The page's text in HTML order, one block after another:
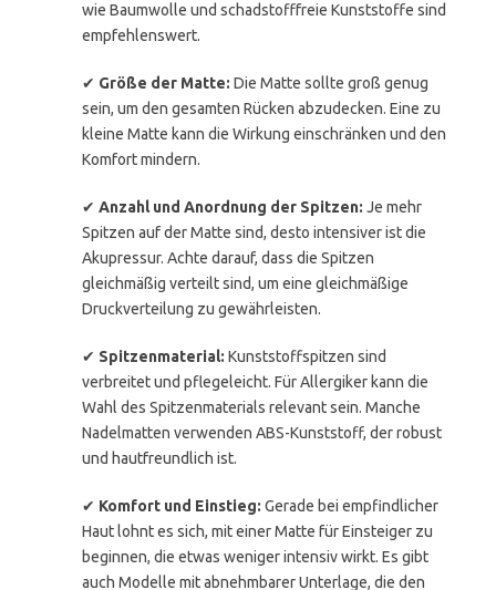
wie Baumwolle und schadstofffreie Kunststoffe sind
empfehlenswert.
✔ Größe der Matte: Die Matte sollte groß genug
sein, um den gesamten Rücken abzudecken. Eine zu
kleine Matte kann die Wirkung einschränken und den
Komfort mindern.
✔ Anzahl und Anordnung der Spitzen: Je mehr
Spitzen auf der Matte sind, desto intensiver ist die
Akupressur. Achte darauf, dass die Spitzen
gleichmäßig verteilt sind, um eine gleichmäßige
Druckverteilung zu gewährleisten.
✔ Spitzenmaterial: Kunststoffspitzen sind
verbreitet und pflegeleicht. Für Allergiker kann die
Wahl des Spitzenmaterials relevant sein. Manche
Nadelmatten verwenden ABS-Kunststoff, der robust
und hautfreundlich ist.
✔ Komfort und Einstieg: Gerade bei empfindlicher
Haut lohnt es sich, mit einer Matte für Einsteiger zu
beginnen, die etwas weniger intensiv wirkt. Es gibt
auch Modelle mit abnehmbarer Unterlage, die den